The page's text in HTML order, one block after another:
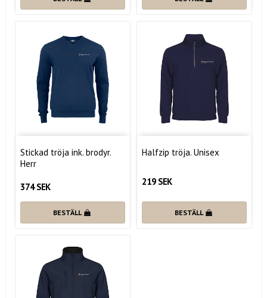
Stickad tröja ink. brodyr.
Herr
374 SEK
BESTÄLL
Halfzip tröja. Unisex
219 SEK
BESTÄLL